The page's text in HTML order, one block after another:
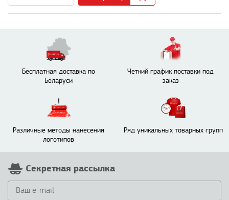
Бесплатная доставка по
Беларуси
Четкий график поставки под
заказ
Различные методы нанесения
логотипов
Ряд уникальных товарных групп
Секретная рассылка